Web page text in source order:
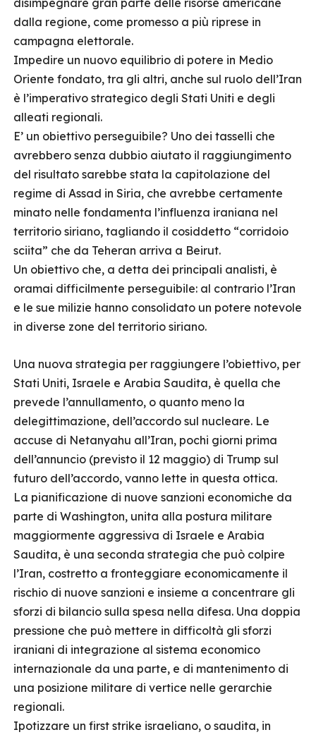
disimpegnare gran parte delle risorse americane
dalla regione, come promesso a più riprese in
campagna elettorale.
Impedire un nuovo equilibrio di potere in Medio
Oriente fondato, tra gli altri, anche sul ruolo dell’Iran
è l’imperativo strategico degli Stati Uniti e degli
alleati regionali.
E’ un obiettivo perseguibile? Uno dei tasselli che
avrebbero senza dubbio aiutato il raggiungimento
del risultato sarebbe stata la capitolazione del
regime di Assad in Siria, che avrebbe certamente
minato nelle fondamenta l’influenza iraniana nel
territorio siriano, tagliando il cosiddetto “corridoio
sciita” che da Teheran arriva a Beirut.
Un obiettivo che, a detta dei principali analisti, è
oramai difficilmente perseguibile: al contrario l’Iran
e le sue milizie hanno consolidato un potere notevole
in diverse zone del territorio siriano.
Una nuova strategia per raggiungere l’obiettivo, per
Stati Uniti, Israele e Arabia Saudita, è quella che
prevede l’annullamento, o quanto meno la
delegittimazione, dell’accordo sul nucleare. Le
accuse di Netanyahu all’Iran, pochi giorni prima
dell’annuncio (previsto il 12 maggio) di Trump sul
futuro dell’accordo, vanno lette in questa ottica.
La pianificazione di nuove sanzioni economiche da
parte di Washington, unita alla postura militare
maggiormente aggressiva di Israele e Arabia
Saudita, è una seconda strategia che può colpire
l’Iran, costretto a fronteggiare economicamente il
rischio di nuove sanzioni e insieme a concentrare gli
sforzi di bilancio sulla spesa nella difesa. Una doppia
pressione che può mettere in difficoltà gli sforzi
iraniani di integrazione al sistema economico
internazionale da una parte, e di mantenimento di
una posizione militare di vertice nelle gerarchie
regionali.
Ipotizzare un first strike israeliano, o saudita, in